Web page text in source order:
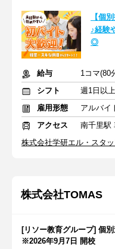
【個
♪経験
◎
給与
1コマ(80
シフト
週1日以
雇用形態
アルバイ
アクセス
南千里駅
株式会社学研エル・スタ
株式会社TOMAS
[リソー教育グループ] 個
※2026年9月7日 開校